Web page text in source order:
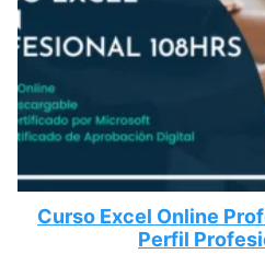
Curso Excel Online
Perfil